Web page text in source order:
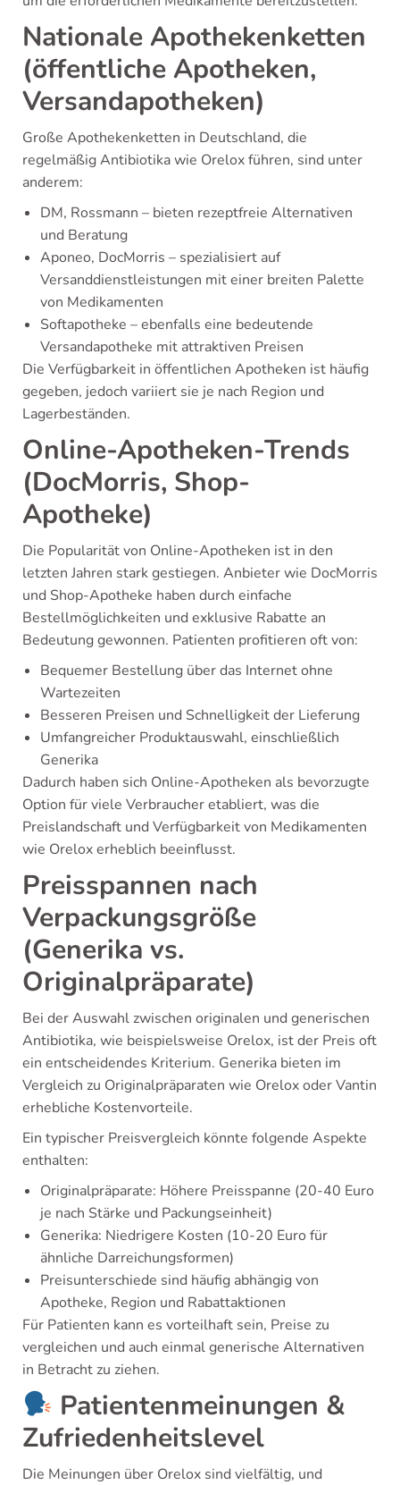
Nationale Apothekenketten
(öffentliche Apotheken,
Versandapotheken)
Große Apothekenketten in Deutschland, die
regelmäßig Antibiotika wie Orelox führen, sind unter
anderem:
DM, Rossmann – bieten rezeptfreie Alternativen
und Beratung
Aponeo, DocMorris – spezialisiert auf
Versanddienstleistungen mit einer breiten Palette
von Medikamenten
Softapotheke – ebenfalls eine bedeutende
Versandapotheke mit attraktiven Preisen
Die Verfügbarkeit in öffentlichen Apotheken ist häufig
gegeben, jedoch variiert sie je nach Region und
Lagerbeständen.
Online-Apotheken-Trends
(DocMorris, Shop-
Apotheke)
Die Popularität von Online-Apotheken ist in den
letzten Jahren stark gestiegen. Anbieter wie DocMorris
und Shop-Apotheke haben durch einfache
Bestellmöglichkeiten und exklusive Rabatte an
Bedeutung gewonnen. Patienten profitieren oft von:
Bequemer Bestellung über das Internet ohne
Wartezeiten
Besseren Preisen und Schnelligkeit der Lieferung
Umfangreicher Produktauswahl, einschließlich
Generika
Dadurch haben sich Online-Apotheken als bevorzugte
Option für viele Verbraucher etabliert, was die
Preislandschaft und Verfügbarkeit von Medikamenten
wie Orelox erheblich beeinflusst.
Preisspannen nach
Verpackungsgröße
(Generika vs.
Originalpräparate)
Bei der Auswahl zwischen originalen und generischen
Antibiotika, wie beispielsweise Orelox, ist der Preis oft
ein entscheidendes Kriterium. Generika bieten im
Vergleich zu Originalpräparaten wie Orelox oder Vantin
erhebliche Kostenvorteile.
Ein typischer Preisvergleich könnte folgende Aspekte
enthalten:
Originalpräparate: Höhere Preisspanne (20-40 Euro
je nach Stärke und Packungseinheit)
Generika: Niedrigere Kosten (10-20 Euro für
ähnliche Darreichungsformen)
Preisunterschiede sind häufig abhängig von
Apotheke, Region und Rabattaktionen
Für Patienten kann es vorteilhaft sein, Preise zu
vergleichen und auch einmal generische Alternativen
in Betracht zu ziehen.
Patientenmeinungen &
Zufriedenheitslevel
Die Meinungen über Orelox sind vielfältig, und